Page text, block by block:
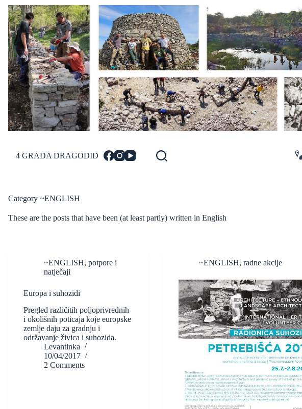
Skip
content
4 GRADA DRAGODID
Category ~ENGLISH
These are the posts that have been (at least partly) written in English
~ENGLISH, potpore i
natječaji
Europa i suhozidi
Pregled različitih poljoprivrednih
i okolišnih poticaja koje europske
zemlje daju za gradnju i
održavanje živica i suhozida.
Levantinka
10/04/2017
2 Comments
~ENGLISH, radne akcije